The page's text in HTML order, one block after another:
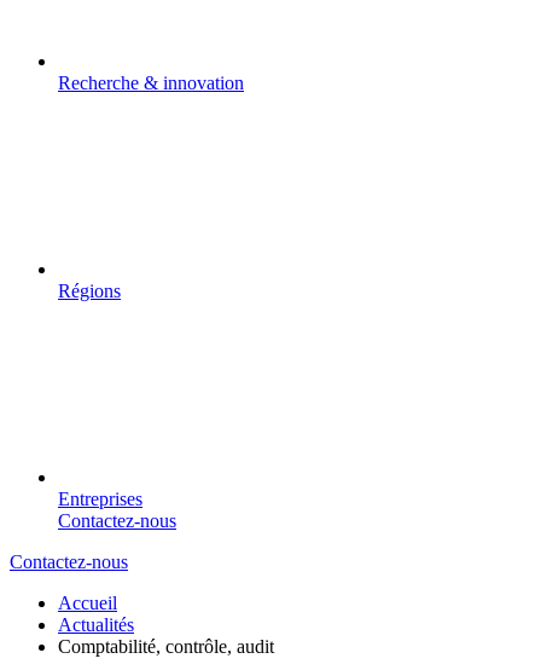
Recherche & innovation
Régions
Entreprises
Contactez-nous
Contactez-nous
Accueil
Actualités
Comptabilité, contrôle, audit